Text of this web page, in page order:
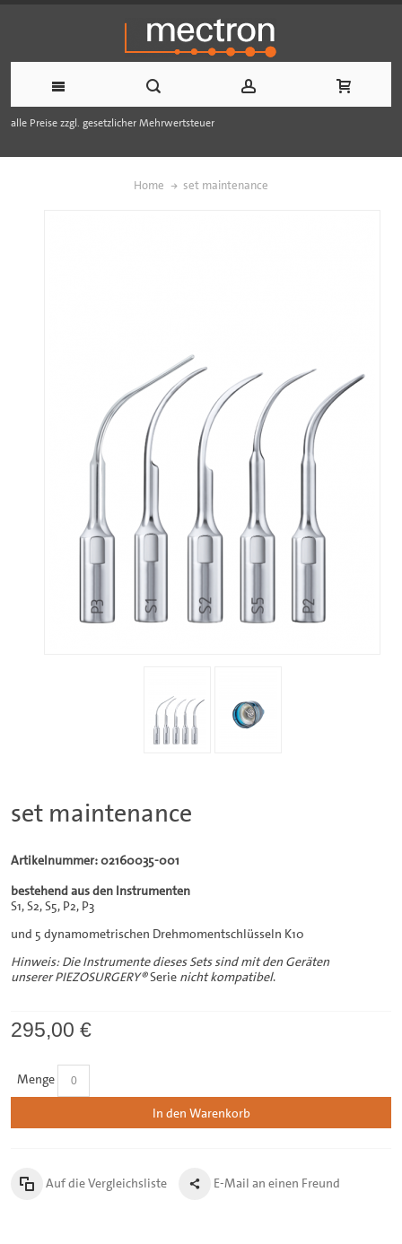
alle Preise zzgl. gesetzlicher Mehrwertsteuer
Home set maintenance
set maintenance
Artikelnummer: 02160035-001
bestehend aus den Instrumenten
S1, S2, S5, P2, P3
und 5 dynamometrischen Drehmomentschlüsseln K10
Hinweis: Die Instrumente dieses Sets sind mit den Geräten
unsererPIEZOSURGERY®Serie nicht kompatibel.
295,00 €
Menge
In den Warenkorb
Auf die Vergleichsliste E-Mail an einen Freund